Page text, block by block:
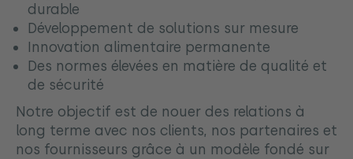
durable
Développement de solutions sur mesure
Innovation alimentaire permanente
Des normes élevées en matière de qualité et
de sécurité
Notre objectif est de nouer des relations à
long terme avec nos clients, nos partenaires et
nos fournisseurs grâce à un modèle fondé sur